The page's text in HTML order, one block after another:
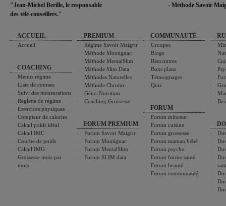
"Jean-Michel Berille, le responsable
des télé-conseillers."
- Méthode Savoir
ACCUEIL
Accueil
COACHING
Menus régime
Liste de courses
Suivi des mensurations
Réglette de régime
Exercices physiques
Compteur de calories
Calcul poids idéal
Calcul IMC
Courbe de poids
Calcul IMG
Grossesse mois par
mois
PREMIUM
Régime Savoir Maigrir
Méthode Montignac
Méthode MentalSlim
Méthode Slim Data
Méthodes Naturelles
Méthode Chrono-
Géno-Nutrition
Coaching Grossesse
FORUM PREMIUM
Forum Savoir Maigrir
Forum Montignac
Forum MentalSlim
Forum SLIM data
COMMUNAUTÉ
Groupes
Blogs
Rencontres
Bons plans
Témoignages
Quiz
FORUM
Forum minceur
Forum cuisine
Forum grossesse
Forum maman bébé
Forum psycho
Forum forme santé
Forum beauté
Forum communauté